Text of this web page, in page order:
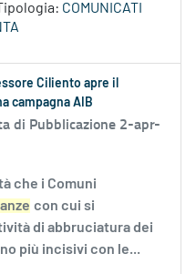
COMUNICATI
Ciliento apre il
campagna AIB
di Pubblicazione 2-apr-
che i Comuni
con cui si
di abbruciatura dei
più incisivi con le...